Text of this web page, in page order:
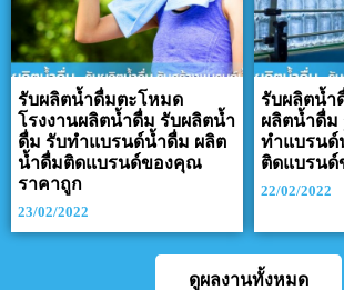
รับผลิตน้ำดื่มตะโหมด
โรงงานผลิตน้ำดื่ม รับผลิตน้ำ
ดื่ม รับทำแบรนด์น้ำดื่ม ผลิต
น้ำดื่มติดแบรนด์ของคุณ
ราคาถูก
23/02/2022
รับผลิตน้ำ
ผลิตน้ำดื่ม
ทำแบรนด์
ติดแบรน
22/02/2022
ดูผลงานทั้งหมด